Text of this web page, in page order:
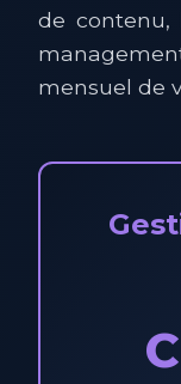
de contenu,
mensuel de